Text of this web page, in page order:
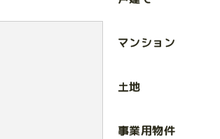
マンション
土地
事業用物件